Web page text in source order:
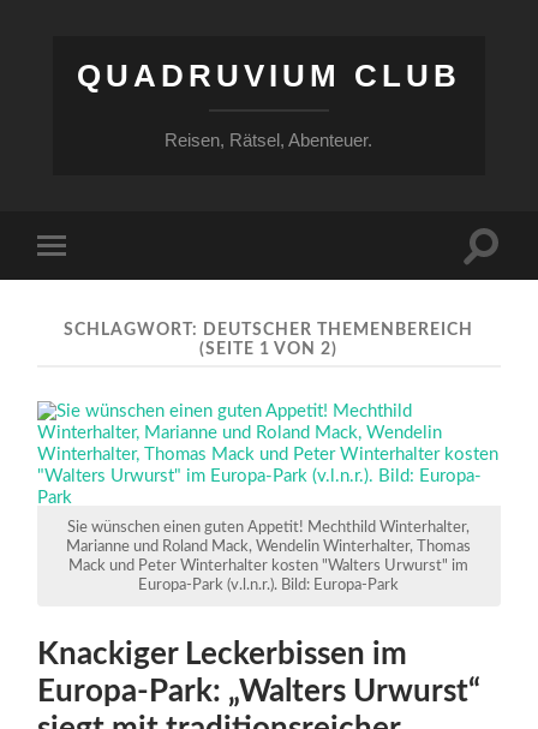
QUADRUVIUM CLUB
Reisen, Rätsel, Abenteuer.
Menü
SCHLAGWORT:
DEUTSCHER THEMENBEREICH
(SEITE 1 VON 2)
Sie wünschen einen guten Appetit! Mechthild Winterhalter,
Marianne und Roland Mack, Wendelin Winterhalter, Thomas
Mack und Peter Winterhalter kosten "Walters Urwurst" im
Europa-Park (v.l.n.r.). Bild: Europa-Park
Knackiger Leckerbissen im
Europa-Park: „Walters Urwurst“